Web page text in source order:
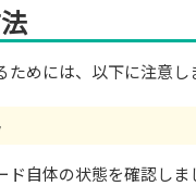
めには、以下に注意し
自体の状態を確認しま